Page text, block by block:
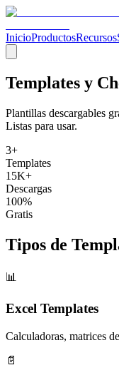
InicioProductosRecursos
Templates y
Plantillas descargables
Listas para usar.
3+
Templates
15K+
Descargas
100%
Gratis
Tipos de
📊
Excel Templates
Calculadoras, matrices
📄